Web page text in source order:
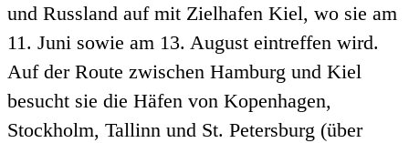
und Russland auf mit Zielhafen Kiel, wo sie am
11. Juni sowie am 13. August eintreffen wird.
Auf der Route zwischen Hamburg und Kiel
besucht sie die Häfen von Kopenhagen,
Stockholm, Tallinn und St. Petersburg (über